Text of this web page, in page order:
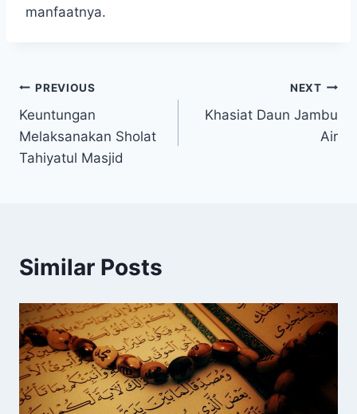
manfaatnya.
Post
navigation
PREVIOUS
Keuntungan
Melaksanakan Sholat
Tahiyatul Masjid
NEXT
Khasiat Daun Jambu
Air
Similar Posts